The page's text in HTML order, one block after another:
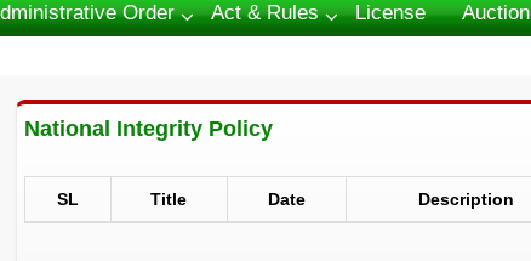
Order Act & Rules License Auction
National Integrity Policy
SL Title Date Description